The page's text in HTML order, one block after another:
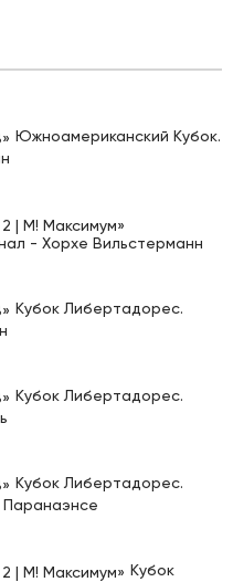
Южноамериканский Кубок.
- Хорхе Вильстерманн
Кубок Либертадорес.
Кубок Либертадорес.
Кубок Либертадорес.
Кубок